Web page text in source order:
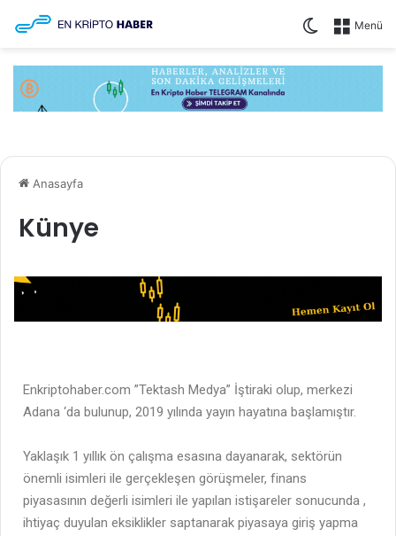
Menü
Anasayfa
Künye
Enkriptohaber.com ”Tektash Medya” İştiraki olup, merkezi
Adana ‘da bulunup, 2019 yılında yayın hayatına başlamıştır.
Yaklaşık 1 yıllık ön çalışma esasına dayanarak, sektörün
önemli isimleri ile gerçekleşen görüşmeler, finans
piyasasının değerli isimleri ile yapılan istişareler sonucunda ,
ihtiyaç duyulan eksiklikler saptanarak piyasaya giriş yapma